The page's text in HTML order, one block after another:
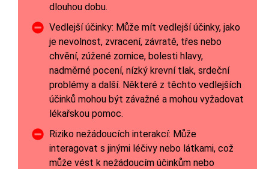
dlouhou dobu.
Vedlejší účinky: Může mít vedlejší účinky, jako
je nevolnost, zvracení, závratě, třes nebo
chvění, zúžené zornice, bolesti hlavy,
nadměrné pocení, nízký krevní tlak, srdeční
problémy a další. Některé z těchto vedlejších
účinků mohou být závažné a mohou vyžadovat
lékařskou pomoc.
Riziko nežádoucích interakcí: Může
interagovat s jinými léčivy nebo látkami, což
může vést k nežádoucím účinkům nebo